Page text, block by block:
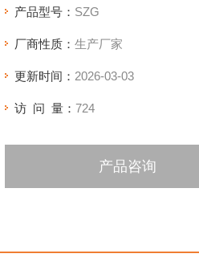
产品型号： SZG
厂商性质： 生产厂家
更新时间： 2026-03-03
访 问 量： 724
产品咨询